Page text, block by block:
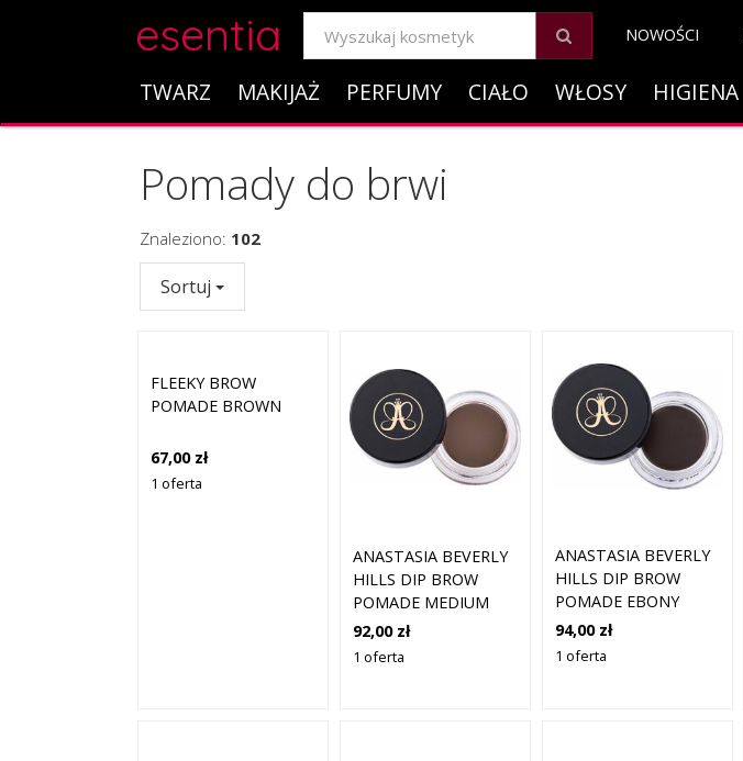
esentia NOWOŚCI
TWARZ MAKIJAŻ PERFUMY CIAŁO WŁOSY HIGIENA
Pomady do brwi
Znaleziono: 102
Sortuj
FLEEKY BROW
POMADE BROWN
67,00 zł
1 oferta
ANASTASIA BEVERLY
HILLS DIP BROW
POMADE MEDIUM
BROWN
92,00 zł
1 oferta
ANASTASIA BEVERLY
HILLS DIP BROW
POMADE EBONY
94,00 zł
1 oferta